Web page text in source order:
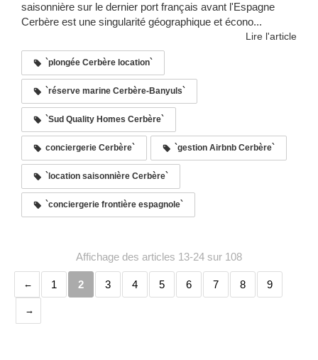
saisonnière sur le dernier port français avant l'Espagne
Cerbère est une singularité géographique et écono...
Lire l'article
`plongée Cerbère location`
`réserve marine Cerbère-Banyuls`
`Sud Quality Homes Cerbère`
conciergerie Cerbère` `gestion Airbnb Cerbère`
`location saisonnière Cerbère`
`conciergerie frontière espagnole`
Affichage des articles 13-24 sur 108
1 2 3 4 5 6 7 8 9